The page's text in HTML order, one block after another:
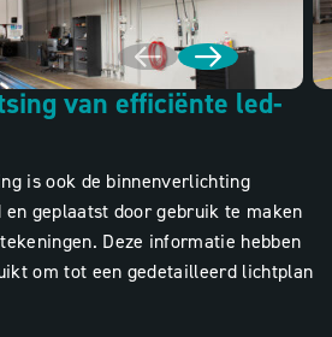
van efficiënte led-
is ook de binnenverlichting
geplaatst door gebruik te maken
Deze informatie hebben
om tot een gedetailleerd lichtplan